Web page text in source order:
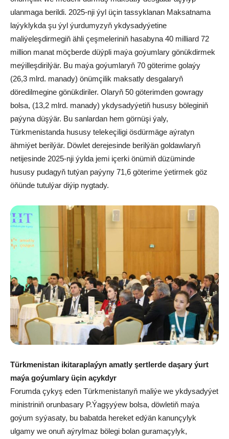
ulanmaga berildi. 2025-nji ýyl üçin tassyklanan Maksatnama
laýyklykda şu ýyl ýurdumyzyň ykdysadyýetine
maliýeleşdirmegiň ähli çeşmeleriniň hasabyna 40 milliard 72
million manat möçberde düýpli maýa goýumlary gönükdirmek
meýilleşdirilýär. Bu maýa goýumlaryň 70 göterime golaýy
(26,3 mlrd. manady) önümçilik maksatly desgalaryň
döredilmegine gönükdiriler. Olaryň 50 göterimden gowragy
bolsa, (13,2 mlrd. manady) ykdysadyýetiň hususy böleginiň
paýyna düşýär. Bu sanlardan hem görnüşi ýaly,
Türkmenistanda hususy telekeçiligi ösdürmäge aýratyn
ähmiýet berilýär. Döwlet derejesinde berilýän goldawlaryň
netijesinde 2025-nji ýylda jemi içerki önümiň düzüminde
hususy pudagyň tutýan paýyny 71,6 göterime ýetirmek göz
öňünde tutulýar diýip nygtady.
Türkmenistan ikitaraplaýyn amatly şertlerde daşary ýurt
maýa goýumlary üçin açykdyr
Forumda çykyş eden Türkmenistanyň maliýe we ykdysadyýet
ministriniň orunbasary P.Ýagşyýew bolsa, döwletiň maýa
goýum syýasaty, bu babatda hereket edýän kanunçylyk
ulgamy we onuň aýrylmaz bölegi bolan guramaçylyk,